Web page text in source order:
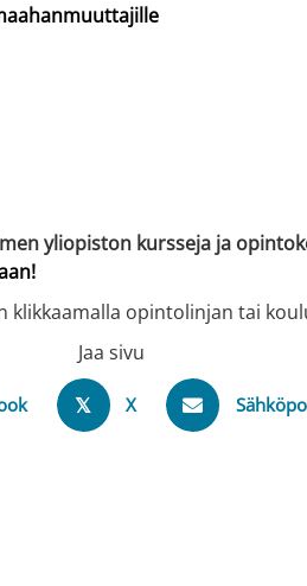
yliopiston kursseja ja
opintolinjan tai
Jaa sivu
𝕏 X